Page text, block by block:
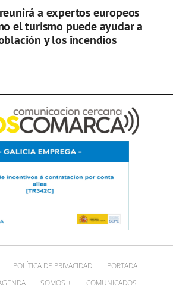
a expertos europeos
el turismo puede ayudar a
y los incendios
POLÍTICA DE PRIVACIDAD
PORTADA